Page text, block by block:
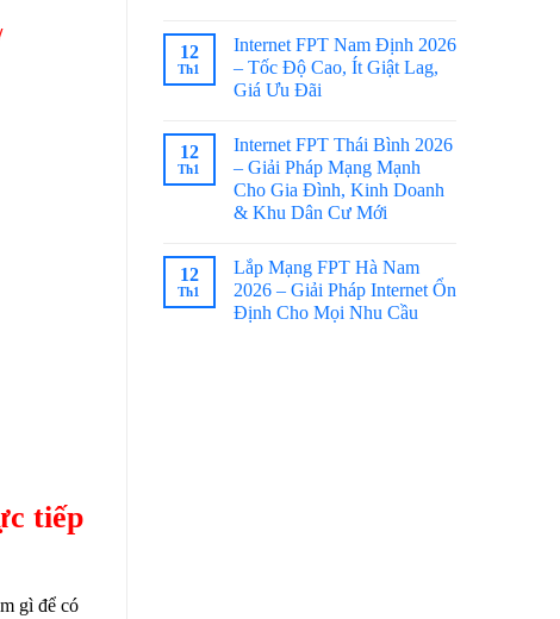
tiếp
gì để có
12
Th1
Internet FPT Nam Định 2026
– Tốc Độ Cao, Ít Giật Lag,
Giá Ưu Đãi
12
Th1
Internet FPT Thái Bình 2026
– Giải Pháp Mạng Mạnh
Cho Gia Đình, Kinh Doanh
& Khu Dân Cư Mới
12
Th1
Lắp Mạng FPT Hà Nam
2026 – Giải Pháp Internet Ổn
Định Cho Mọi Nhu Cầu